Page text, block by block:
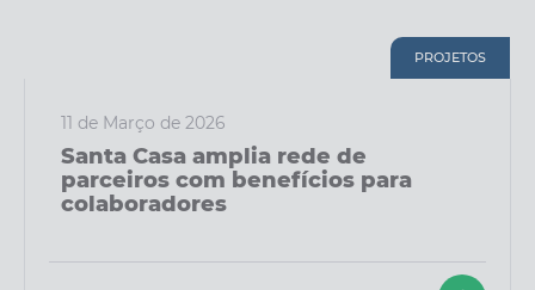
PROJETOS
11 de Março de 2026
Santa Casa amplia rede de
parceiros com benefícios para
colaboradores